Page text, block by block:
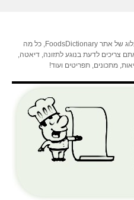
הבלוג של אתר FoodsDictionary, כל מה
צריכים לדעת בנוגע לתזונה, דיאטה,
מתכונים, תפריטים ועוד!